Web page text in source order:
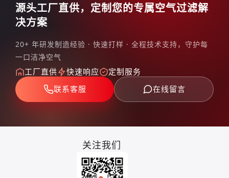
源头工厂直供，定制您的专属空气过滤解
决方案
20+ 年研发制造经验 · 快速打样 · 全程技术支持，守护每
一口洁净空气
工厂直供 快速响应
定制服务
联系客服
在线留言
关注我们